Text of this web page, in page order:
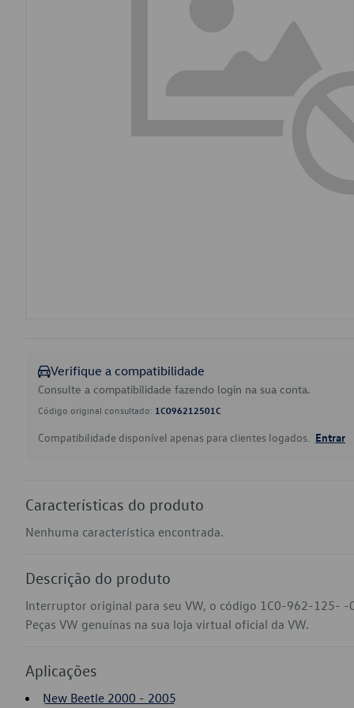
Verifique a compatibilidade
Consulte a compatibilidade fazendo login na sua conta.
Código original consultado: 1C096212501C
Compatibilidade disponível apenas para clientes logados. Entrar
Características do produto
Nenhuma característica encontrada.
Descrição do produto
Interruptor original para seu VW, o código 1C0-962-125- -
Peças VW genuínas na sua loja virtual oficial da VW.
Aplicações
New Beetle 2000 - 2005